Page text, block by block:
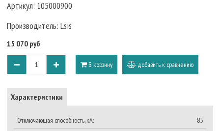
Артикул: 105000900
Производитель: Lsis
15 070 руб
В корзину добавить к сравнению
Характеристики
Отключающая способность, кА:
85